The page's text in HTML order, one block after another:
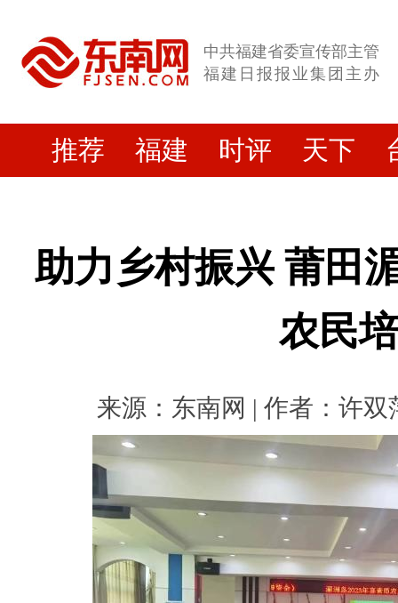
中共福建省委宣传部主管
福建日报报业集团主办
推荐 福建 时评 天下
助力乡村振兴 莆田
农民
来源：东南网 | 作者：许双